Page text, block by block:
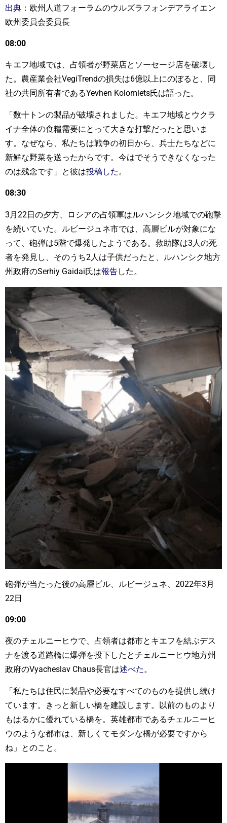
出典 ：欧州人道フォーラムのウルズラフォンデアライエン
欧州委員会委員長
08:00
キエフ地域では、占領者が野菜店とソーセージ店を破壊し
た。農産業会社VegiTrendの損失は6億以上にのぼると、同
社の共同所有者であるYevhen Kolomiets氏は語った。
「数十トンの製品が破壊されました。キエフ地域とウクラ
イナ全体の食糧需要にとって大きな打撃だったと思いま
す。なぜなら、私たちは戦争の初日から、兵士たちなどに
新鮮な野菜を送ったからです。今はでそうできなくなった
のは残念です」と彼は投稿した。
08:30
3月22日の夕方、ロシアの占領軍はルハンシク地域での砲撃
を続いていた。ルビージュネ市では、高層ビルが対象にな
って、砲弾は5階で爆発したようである。救助隊は3人の死
者を発見し、そのうち2人は子供だったと、ルハンシク地方
州政府のSerhiy Gaidai氏は報告した。
砲弾が当たった後の高層ビル、ルビージュネ、2022年3月
22日
09:00
夜のチェルニーヒウで、占領者は都市とキエフを結ぶデス
ナを渡る道路橋に爆弾を投下したとチェルニーヒウ地方州
政府のVyacheslav Chaus長官は述べた。
「私たちは住民に製品や必要なすべてのものを提供し続け
ています。きっと新しい橋を建設します。以前のものより
もはるかに優れている橋を。英雄都市であるチェルニーヒ
ウのような都市は、新しくてモダンな橋が必要ですから
ね」とのこと。